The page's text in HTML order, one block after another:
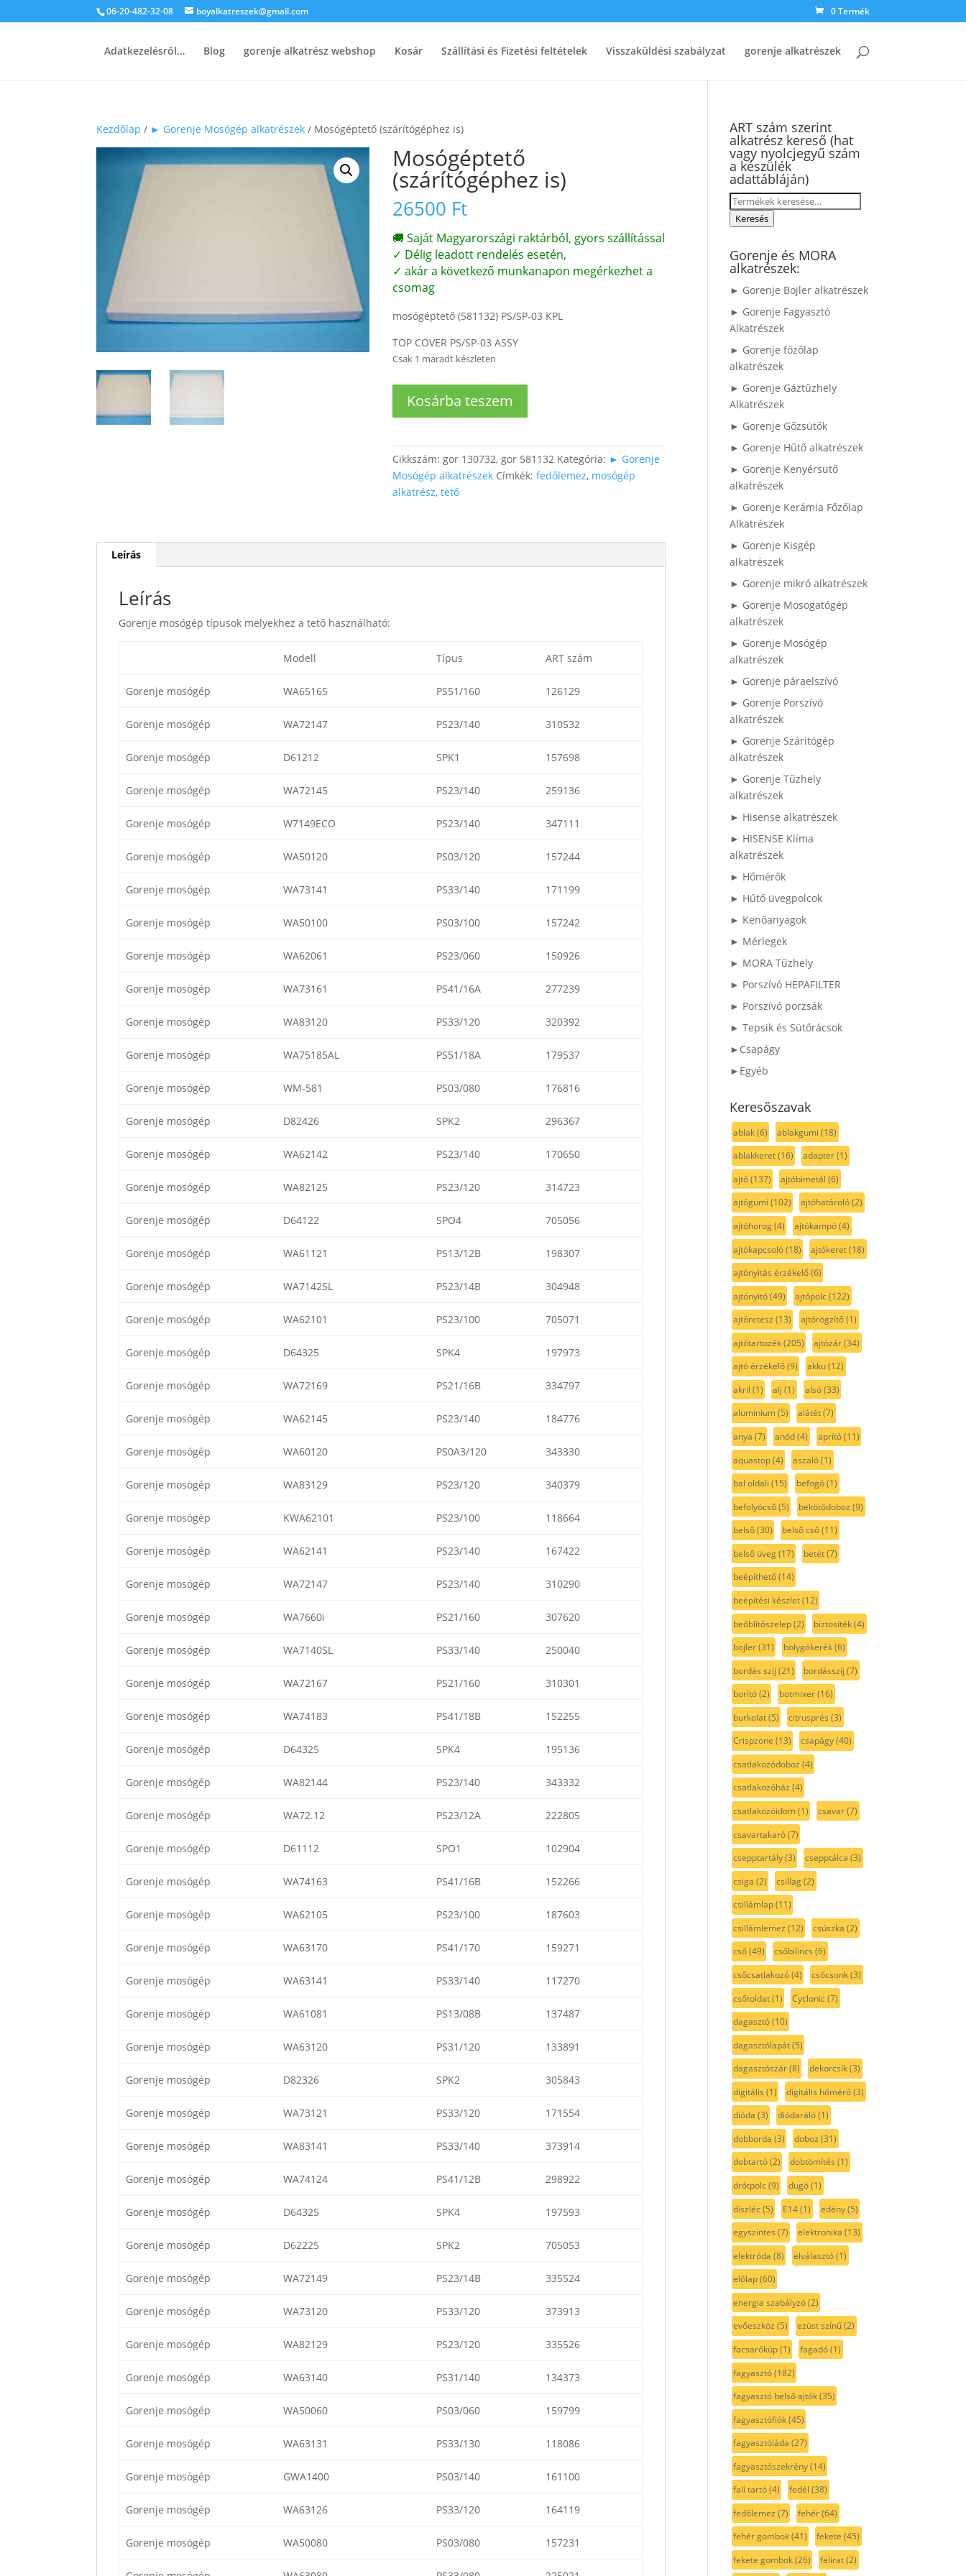
06-20-482-32-08 boyalkatreszek@gmail.com 0 Termék
Adatkezelésről… Blog gorenje alkatrész webshop Kosár Szállítási és Fizetési feltételek Visszaküldési szabályzat gorenje alkatrészek
Kezdőlap / ► Gorenje Mosógép alkatrészek / Mosógéptető (szárítógéphez is)
Mosógéptető
(szárítógéphez is)
26500 Ft
🚚 Saját Magyarországi raktárból, gyors szállítással
✓ Délig leadott rendelés esetén,
✓ akár a következő munkanapon megérkezhet a
csomag
mosógéptető (581132) PS/SP-03 KPL
TOP COVER PS/SP-03 ASSY
Csak 1 maradt készleten
Mosógéptető
(szárítógéphez
Kosárba teszem
Cikkszám:gor 130732, gor 581132 Kategória: ► Gorenje
Mosógép alkatrészek Címkék:fedőlemez, mosógép
alkatrész,tető
Leírás
Leírás
Gorenje mosógép típusok melyekhez a tető használható:
Modell Típus ART szám
Gorenje mosógép WA65165 PS51/160 126129
Gorenje mosógép WA72147 PS23/140 310532
Gorenje mosógép D61212 SPK1 157698
Gorenje mosógép WA72145 PS23/140 259136
Gorenje mosógép W7149ECO PS23/140 347111
Gorenje mosógép WA50120 PS03/120 157244
Gorenje mosógép WA73141 PS33/140 171199
Gorenje mosógép WA50100 PS03/100 157242
Gorenje mosógép WA62061 PS23/060 150926
Gorenje mosógép WA73161 PS41/16A 277239
Gorenje mosógép WA83120 PS33/120 320392
Gorenje mosógép WA75185AL PS51/18A 179537
Gorenje mosógép WM-581 PS03/080 176816
Gorenje mosógép D82426 SPK2 296367
Gorenje mosógép WA62142 PS23/140 170650
Gorenje mosógép WA82125 PS23/120 314723
Gorenje mosógép D64122 SPO4 705056
Gorenje mosógép WA61121 PS13/12B 198307
Gorenje mosógép WA7142SL PS23/14B 304948
Gorenje mosógép WA62101 PS23/100 705071
Gorenje mosógép D64325 SPK4 197973
Gorenje mosógép WA72169 PS21/16B 334797
Gorenje mosógép WA62145 PS23/140 184776
Gorenje mosógép WA60120 PS0A3/120 343330
Gorenje mosógép WA83129 PS23/120 340379
Gorenje mosógép KWA62101 PS23/100 118664
Gorenje mosógép WA62141 PS23/140 167422
Gorenje mosógép WA72147 PS23/140 310290
Gorenje mosógép WA7660i PS21/160 307620
Gorenje mosógép WA7140SL PS33/140 250040
Gorenje mosógép WA72167 PS21/160 310301
Gorenje mosógép WA74183 PS41/18B 152255
Gorenje mosógép D64325 SPK4 195136
Gorenje mosógép WA82144 PS23/140 343332
Gorenje mosógép WA72.12 PS23/12A 222805
Gorenje mosógép D61112 SPO1 102904
Gorenje mosógép WA74163 PS41/16B 152266
Gorenje mosógép WA62105 PS23/100 187603
Gorenje mosógép WA63170 PS41/170 159271
Gorenje mosógép WA63141 PS33/140 117270
Gorenje mosógép WA61081 PS13/08B 137487
Gorenje mosógép WA63120 PS31/120 133891
Gorenje mosógép D82326 SPK2 305843
Gorenje mosógép WA73121 PS33/120 171554
Gorenje mosógép WA83141 PS33/140 373914
Gorenje mosógép WA74124 PS41/12B 298922
Gorenje mosógép D64325 SPK4 197593
Gorenje mosógép D62225 SPK2 705053
Gorenje mosógép WA72149 PS23/14B 335524
Gorenje mosógép WA73120 PS33/120 373913
Gorenje mosógép WA82129 PS23/120 335526
Gorenje mosógép WA63140 PS31/140 134373
Gorenje mosógép WA50060 PS03/060 159799
Gorenje mosógép WA63131 PS33/130 118086
Gorenje mosógép GWA1400 PS03/140 161100
Gorenje mosógép WA63126 PS33/120 164119
Gorenje mosógép WA50080 PS03/080 157231
ART szám szerint
alkatrész kereső (hat
vagy nyolcjegyű szám
a készülék
adattábláján)
Keresés
a Keresés
Gorenje és MORA
alkatrészek:
► Gorenje Bojler alkatrészek
► Gorenje Fagyasztó
Alkatrészek
► Gorenje főzőlap
alkatrészek
► Gorenje Gáztűzhely
Alkatrészek
► Gorenje Gőzsütők
► Gorenje Hűtő alkatrészek
► Gorenje Kenyérsütő
alkatrészek
► Gorenje Kerámia Főzőlap
Alkatrészek
► Gorenje Kisgép
alkatrészek
► Gorenje mikró alkatrészek
► Gorenje Mosogatógép
alkatrészek
► Gorenje Mosógép
alkatrészek
► Gorenje páraelszívó
► Gorenje Porszívó
alkatrészek
► Gorenje Szárítógép
alkatrészek
► Gorenje Tűzhely
alkatrészek
► Hisense alkatrészek
► HISENSE Klíma
alkatrészek
► Hőmérők
► Hűtő üvegpolcok
► Kenőanyagok
► Mérlegek
► MORA Tűzhely
► Porszívó HEPAFILTER
► Porszívó porzsák
► Tepsik és Sütőrácsok
►Csapágy
►Egyéb
Keresőszavak
ablak(6) ablakgumi (18)
ablakkeret(16) adapter(1)
ajtó(137) ajtóbimetál (6)
ajtógumi (102) ajtóhatároló(2)
ajtóhorog(4) ajtókampó(4)
ajtókapcsoló(18) ajtókeret(18)
ajtónyitás érzékelő(6)
ajtónyitó(49) ajtópolc(122)
ajtóretesz (13) ajtórögzítő(1)
ajtótartozék(205) ajtózár(34)
ajtó érzékelő(9) akku(12)
akril (1) alj (1) alsó(33)
aluminium(5) alátét(7)
anya (7) anód(4) aprító(11)
aquastop(4) aszaló(1)
bal oldali (15) befogó(1)
befolyócső(5) bekötődoboz (9)
belső(30) belső cső(11)
belső üveg(17) betét(7)
beépíthető(14)
beépítési készlet(12)
beőblítőszelep(2) biztosíték(4)
bojler(31) bolygókerék(6)
bordás szíj (21) bordásszíj (7)
borító(2) botmixer(16)
burkolat(5) citrusprés (3)
Crispzone (13) csapágy(40)
csatlakozódoboz (4)
csatlakozóház (4)
csatlakozóidom(1) csavar(7)
csavartakaró(7)
csepptartály(3) csepptálca (3)
csiga (2) csillag(2)
csillámlap(11)
csillámlemez (12) csúszka (2)
cső(49) csőbilincs (6)
csőcsatlakozó(4) csőcsonk(3)
csőtoldat(1) Cyclonic(7)
dagasztó(10)
dagasztólapát(5)
dagasztószár(8) dekorcsík(3)
digitális (1) digitális hőmérő(3)
dióda (3) diódaráló(1)
dobborda (3) doboz (31)
dobtartó(2) dobtömítés (1)
drótpolc(9) dugó(1)
díszléc(5) E14(1) edény(5)
egyszintes (7) elektronika (13)
elektróda (8) elválasztó(1)
előlap(60)
energia szabályzó(2)
evőeszköz (5) ezüst színű(2)
facsarókúp(1) fagadó(1)
fagyasztó(182)
fagyasztó belső ajtók(35)
fagyasztófiók(45)
fagyasztóláda (27)
fagyasztószekrény(14)
fali tartó(4) fedél (38)
fedőlemez (7) fehér(64)
fehér gombok(41) fekete (45)
fekete gombok(26) felirat(2)